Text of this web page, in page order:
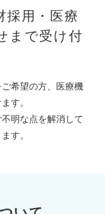
採用・医療
まで受け付
希望の方、医療機
す。
明な点を解消して
す。